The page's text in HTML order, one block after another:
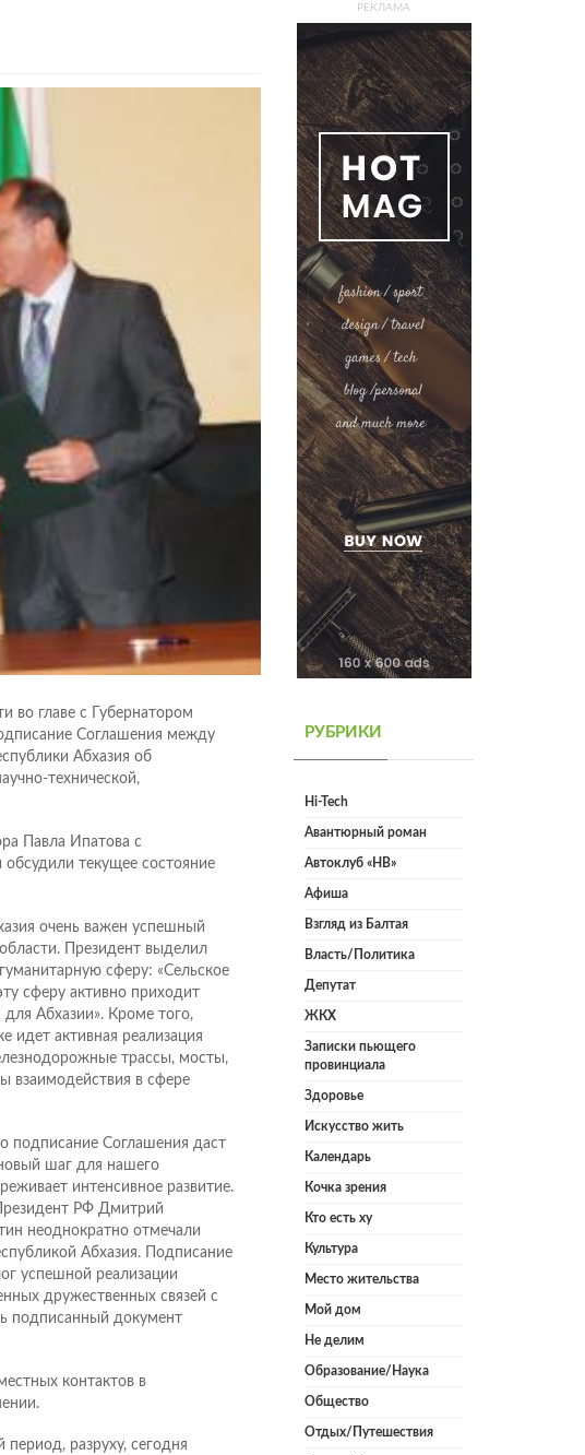
во главе с Губернатором
Соглашения между
Абхазия об
технической,
Павла Ипатова с
текущее состояние
очень важен успешный
Президент выделил
сферу: «Сельское
сферу активно приходит
Абхазии». Кроме того,
идет активная реализация
трассы, мосты,
взаимодействия в сфере
подписание Соглашения даст
шаг для нашего
интенсивное развитие.
РФ Дмитрий
неоднократно отмечали
Абхазия. Подписание
успешной реализации
дружественных связей с
подписанный документ
контактов в
разруху, сегодня
РЕКЛАМА
РУБРИКИ
Hi-Tech
Авантюрный роман
Автоклуб «НВ»
Афиша
Взгляд из Балтая
Власть/Политика
Депутат
ЖКХ
Записки пьющего
провинциала
Здоровье
Искусство жить
Календарь
Кочка зрения
Кто есть ху
Культура
Место жительства
Мой дом
Не делим
Образование/Наука
Общество
Отдых/Путешествия